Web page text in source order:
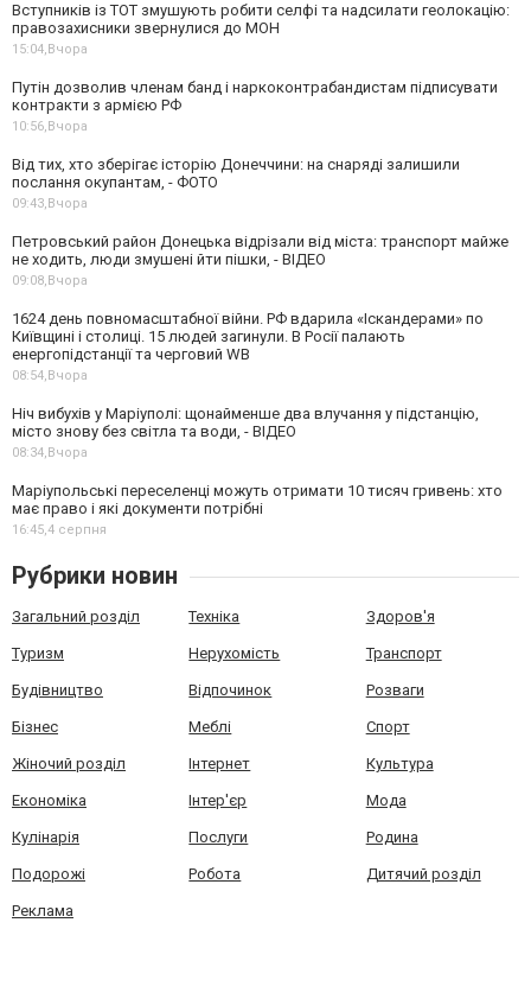
Вступників із ТОТ змушують робити селфі та надсилати геолокацію:
правозахисники звернулися до МОН
15:04,Вчора
Путін дозволив членам банд і наркоконтрабандистам підписувати
контракти з армією РФ
10:56,Вчора
Від тих, хто зберігає історію Донеччини: на снаряді залишили
послання окупантам, - ФОТО
09:43,Вчора
Петровський район Донецька відрізали від міста: транспорт майже
не ходить, люди змушені йти пішки, - ВІДЕО
09:08,Вчора
1624 день повномасштабної війни. РФ вдарила «Іскандерами» по
Київщині і столиці. 15 людей загинули. В Росії палають
енергопідстанції та черговий WB
08:54,Вчора
Ніч вибухів у Маріуполі: щонайменше два влучання у підстанцію,
місто знову без світла та води, - ВІДЕО
08:34,Вчора
Маріупольські переселенці можуть отримати 10 тисяч гривень: хто
має право і які документи потрібні
16:45,4 серпня
Рубрики новин
Загальний розділ Техніка Здоров'я
Туризм Нерухомість Транспорт
Будівництво Відпочинок Розваги
Бізнес Меблі Спорт
Жіночий розділ Інтернет Культура
Економіка Інтер'єр Мода
Кулінарія Послуги Родина
Подорожі Робота Дитячий розділ
Реклама